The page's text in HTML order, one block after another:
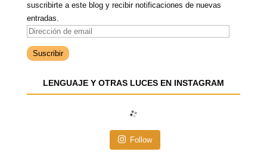
suscribirte a este blog y recibir notificaciones de nuevas
entradas.
D
r
c
LENGUAJE Y OTRAS LUCES EN INSTAGRAM
Follow